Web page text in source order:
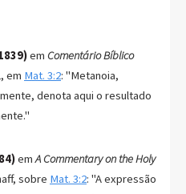
em Comentário Bíblico
em Mat. 3:2: "Metanoia,
denota aqui o resultado
emA Commentary on the Holy
sobre Mat. 3:2: "A expressão